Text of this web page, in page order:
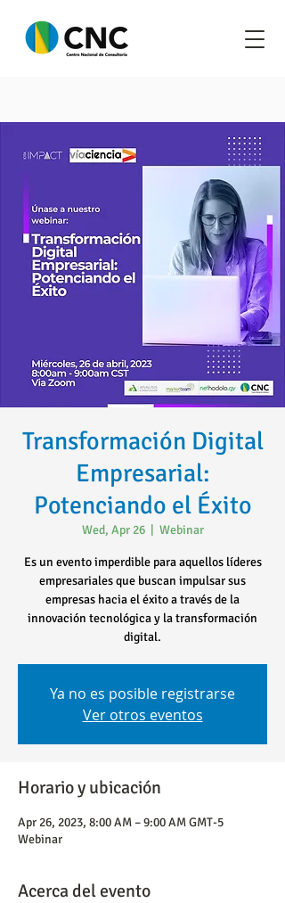
Transformación Digital
Empresarial:
Potenciando el Éxito
Wed, Apr 26
  |
Webinar
Es un evento imperdible para aquellos líderes
empresariales que buscan impulsar sus
empresas hacia el éxito a través de la
innovación tecnológica y la transformación
digital.
Ya no es posible registrarse
Ver otros eventos
Horario y ubicación
Apr 26, 2023, 8:00 AM – 9:00 AM GMT-5
Webinar
Acerca del evento